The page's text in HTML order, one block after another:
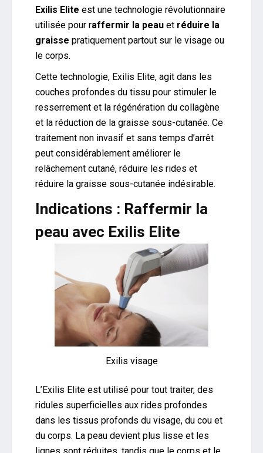
Exilis Elite est une technologie révolutionnaire
utilisée pour raffermir la peau et réduire la
graisse pratiquement partout sur le visage ou
le corps.
Cette technologie, Exilis Elite, agit dans les
couches profondes du tissu pour stimuler le
resserrement et la régénération du collagène
et la réduction de la graisse sous-cutanée. Ce
traitement non invasif et sans temps d’arrêt
peut considérablement améliorer le
relâchement cutané, réduire les rides et
réduire la graisse sous-cutanée indésirable.
Indications : Raffermir la
peau avec Exilis Elite
Exilis visage
L’Exilis Elite est utilisé pour tout traiter, des
ridules superficielles aux rides profondes
dans les tissus profonds du visage, du cou et
du corps. La peau devient plus lisse et les
lignes sont réduites, tandis que le corps et le